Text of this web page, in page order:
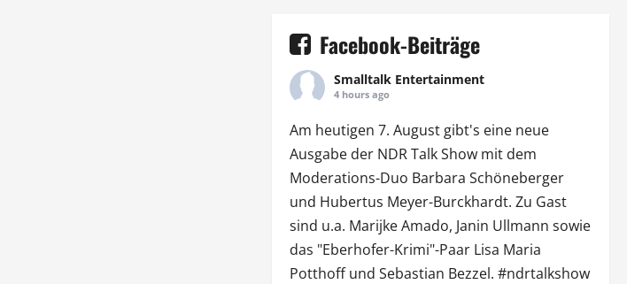
Facebook-Beiträge
Smalltalk Entertainment
4 hours ago
Am heutigen 7. August gibt's eine neue
Ausgabe der NDR Talk Showmit dem
Moderations-Duo Barbara Schöneberger
und Hubertus Meyer-Burckhardt. Zu Gast
sind u.a. Marijke Amado, Janin Ullmann sowie
das "Eberhofer-Krimi"-Paar Lisa Maria
Potthoff und Sebastian Bezzel. #ndrtalkshow